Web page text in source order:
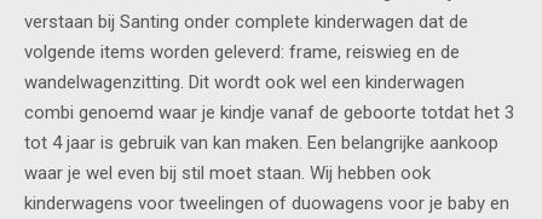
verstaan bij Santing onder complete kinderwagen dat de
volgende items worden geleverd: frame, reiswieg en de
wandelwagenzitting. Dit wordt ook wel een kinderwagen
combi genoemd waar je kindje vanaf de geboorte totdat het 3
tot 4 jaar is gebruik van kan maken. Een belangrijke aankoop
waar je wel even bij stil moet staan. Wij hebben ook
kinderwagens voor tweelingen of duowagens voor je baby en